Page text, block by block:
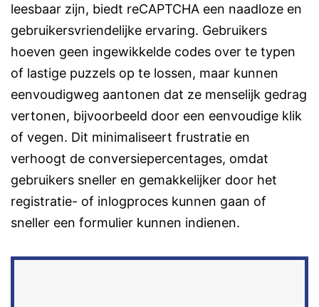
leesbaar zijn, biedt reCAPTCHA een naadloze en
gebruikersvriendelijke ervaring. Gebruikers
hoeven geen ingewikkelde codes over te typen
of lastige puzzels op te lossen, maar kunnen
eenvoudigweg aantonen dat ze menselijk gedrag
vertonen, bijvoorbeeld door een eenvoudige klik
of vegen. Dit minimaliseert frustratie en
verhoogt de conversiepercentages, omdat
gebruikers sneller en gemakkelijker door het
registratie- of inlogproces kunnen gaan of
sneller een formulier kunnen indienen.